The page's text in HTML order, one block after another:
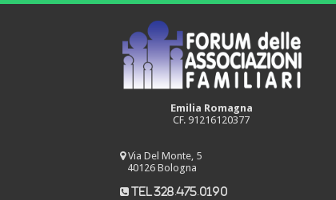
Emilia Romagna
CF. 91216120377
Via Del Monte, 5
40126 Bologna
tel 328.475.0190